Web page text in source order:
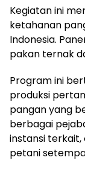
Kegiatan ini
ketahanan
Indonesia.
pakan ternak
Program ini
produksi
pangan yang
berbagai
instansi terkait,
petani